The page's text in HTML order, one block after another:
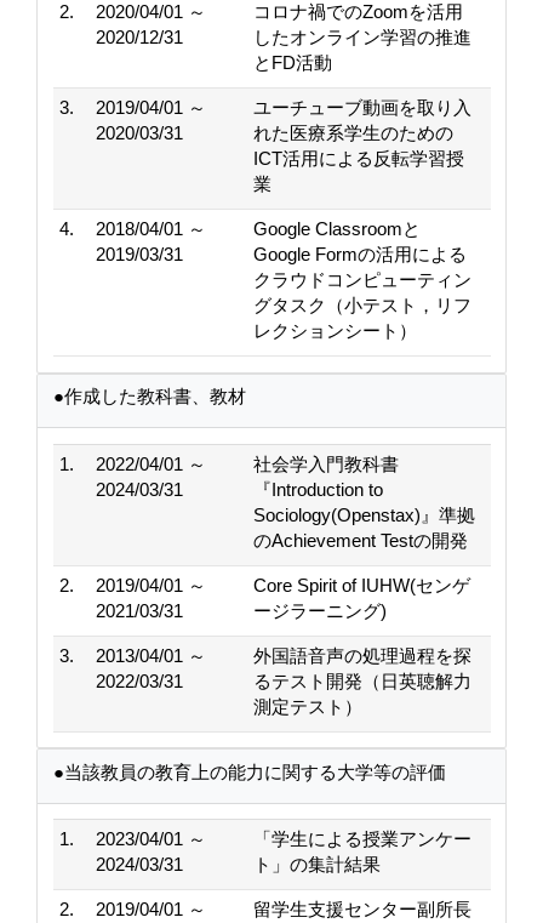
2.
2020/04/01 ～
2020/12/31
コロナ禍でのZoomを活用
したオンライン学習の推進
とFD活動
3.
2019/04/01 ～
2020/03/31
ユーチューブ動画を取り入
れた医療系学生のための
ICT活用による反転学習授
業
4.
2018/04/01 ～
2019/03/31
Google Classroomと
Google Formの活用による
クラウドコンピューティン
グタスク（小テスト，リフ
レクションシート）
●作成した教科書、教材
1.
2022/04/01 ～
2024/03/31
社会学入門教科書
『Introduction to
Sociology(Openstax)』準拠
のAchievement Testの開発
2.
2019/04/01 ～
2021/03/31
Core Spirit of IUHW(センゲ
ージラーニング)
3.
2013/04/01 ～
2022/03/31
外国語音声の処理過程を探
るテスト開発（日英聴解力
測定テスト）
●当該教員の教育上の能力に関する大学等の評価
1.
2023/04/01 ～
2024/03/31
「学生による授業アンケー
ト」の集計結果
2.
2019/04/01 ～
留学生支援センター副所長